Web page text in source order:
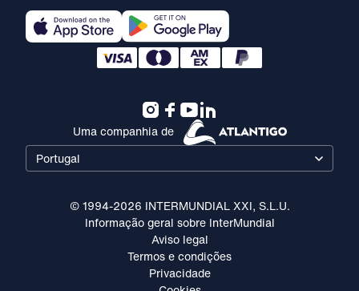
Uma companhia de
Portugal
© 1994-2026 INTERMUNDIAL XXI, S.L.U.
Informação geral sobre InterMundial
Aviso legal
Termos e condições
Privacidade